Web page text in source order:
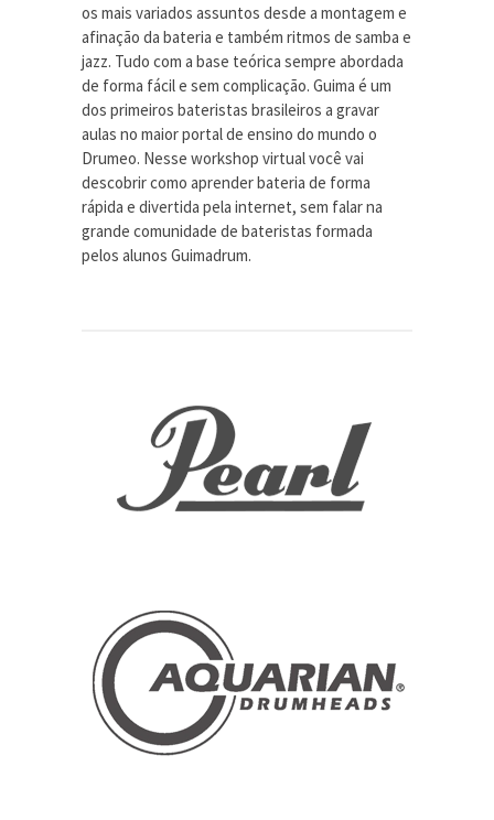
os mais variados assuntos desde a montagem e
afinação da bateria e também ritmos de samba e
jazz. Tudo com a base teórica sempre abordada
de forma fácil e sem complicação. Guima é um
dos primeiros bateristas brasileiros a gravar
aulas no maior portal de ensino do mundo o
Drumeo. Nesse workshop virtual você vai
descobrir como aprender bateria de forma
rápida e divertida pela internet, sem falar na
grande comunidade de bateristas formada
pelos alunos Guimadrum.